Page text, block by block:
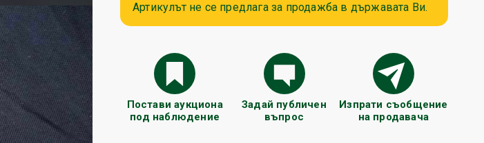
Артикулът не се предлага за продажба в държавата Ви.
Постави аукциона
под наблюдение
Задай публичен
въпрос
Изпрати съобщение
на продавача